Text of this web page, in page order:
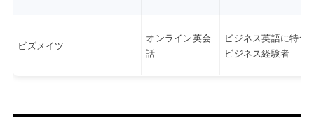
ビズメイツ
オンライン英会
話
ビジネス英語に特化
ビジネス経験者